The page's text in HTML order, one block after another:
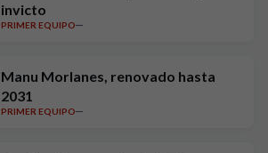
invicto
PRIMER EQUIPO
Manu Morlanes, renovado hasta
2031
PRIMER EQUIPO